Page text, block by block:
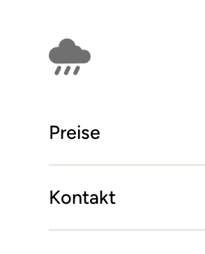
Preise
Kontakt